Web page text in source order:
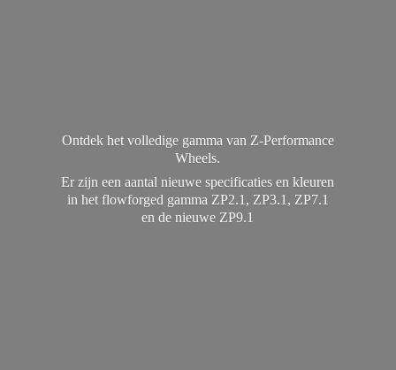
Ontdek het volledige gamma van Z-Performance
Wheels.
Er zijn een aantal nieuwe specificaties en kleuren
in het flowforged gamma ZP2.1, ZP3.1, ZP7.1
en denieuwe ZP9.1